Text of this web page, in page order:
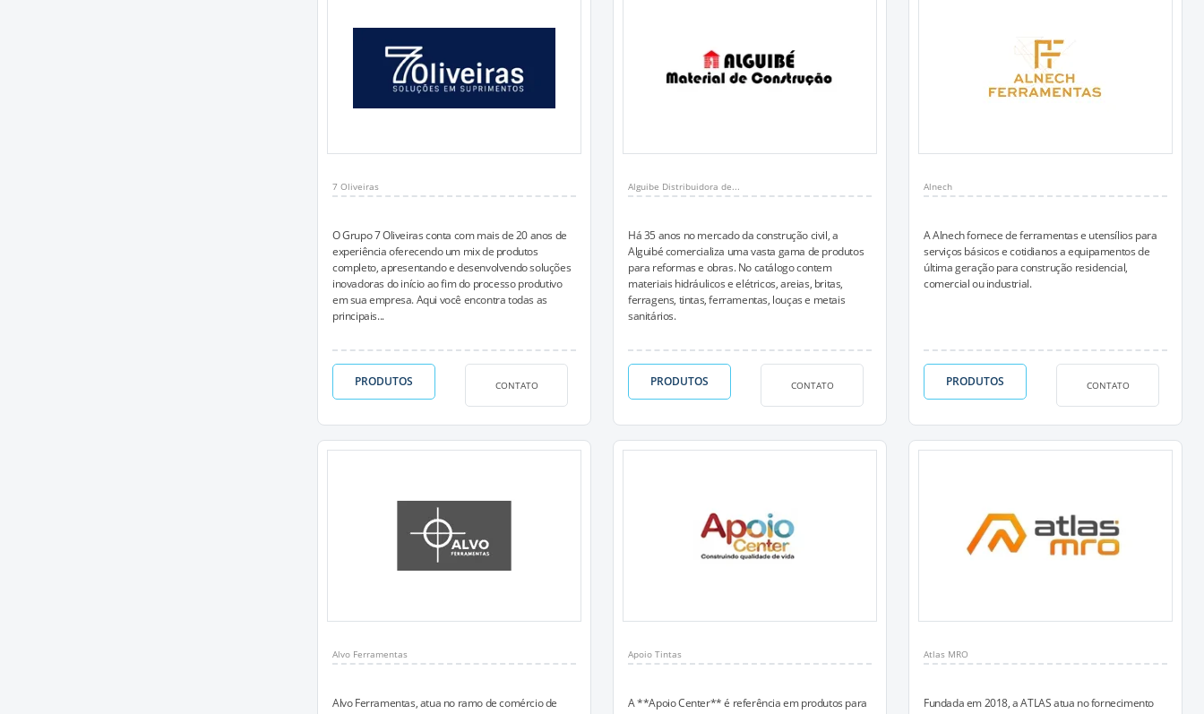
7 Oliveiras
O Grupo 7 Oliveiras conta com mais de 20 anos de
experiência oferecendo um mix de produtos
completo, apresentando e desenvolvendo soluções
inovadoras do início ao fim do processo produtivo
em sua empresa. Aqui você encontra todas as
principais...
PRODUTOS CONTATO
Alguibe Distribuidora de...
Há 35 anos no mercado da construção civil, a
Alguibé comercializa uma vasta gama de produtos
para reformas e obras. No catálogo contem
materiais hidráulicos e elétricos, areias, britas,
ferragens, tintas, ferramentas, louças e metais
sanitários.
PRODUTOS CONTATO
Alnech
A Alnech fornece de ferramentas e utensílios para
serviços básicos e cotidianos a equipamentos de
última geração para construção residencial,
comercial ou industrial.
PRODUTOS CONTATO
Alvo Ferramentas
Alvo Ferramentas, atua no ramo de comércio de
Apoio Tintas
A **Apoio Center** é referência em produtos para
Atlas MRO
Fundada em 2018, a ATLAS atua no fornecimento